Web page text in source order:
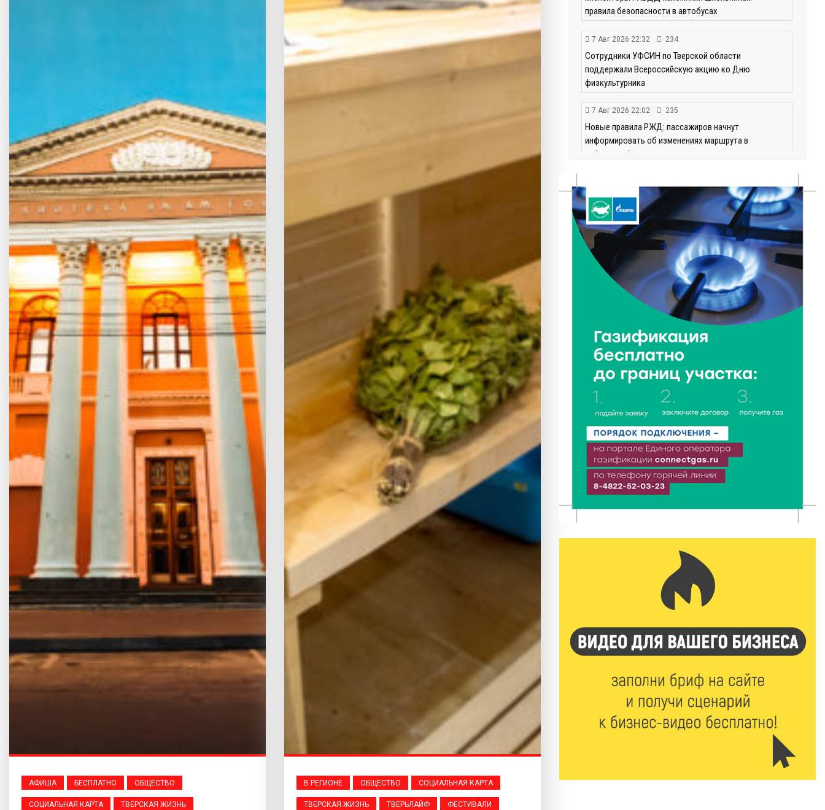
АФИША БЕСПЛАТНО ОБЩЕСТВО
СОЦИАЛЬНАЯ КАРТА ТВЕРСКАЯ ЖИЗНЬ
В РЕГИОНЕ ОБЩЕСТВО СОЦИАЛЬНАЯ КАРТА
ТВЕРСКАЯ ЖИЗНЬ ТВЕРЬЛАЙФ ФЕСТИВАЛИ
правила безопасности в автобусах
7 Авг 2026 22:32 234
Сотрудники УФСИН по Тверской области
поддержали Всероссийскую акцию ко Дню
физкультурника
7 Авг 2026 22:02 235
Новые правила РЖД: пассажиров начнут
информировать об изменениях маршрута в
цифровом формате
Социальный фонд РФ представил актуальные
данные о численности пенсионеров
7 Авг 2026 20:02 273
Как питаться, чтобы мозг работал лучше:
рекомендации фитнес ‑ специалиста Александра
Семина
292
Ботанические лаборатории в школах: Тверская
область запускает масштабный экопроект
7 Авг 2026 18:52 593
В Ржеве чествовали работников строительной
отрасли
7 Авг 2026 18:10 181
Зарядка со стражем порядка объединила детей в
«Чайке»
7 Авг 2026 18:02 399
День арбуза отметили ребята в Андреапольском
Названы первые победители программы «Земский
работник культуры» в Тверской области
532
Без прав и лицензий: итоги проверки таксистов в
7 Авг 2026 16:02 516